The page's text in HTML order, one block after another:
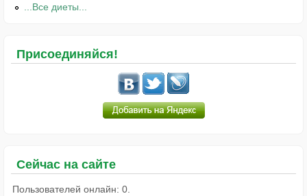
...Все диеты...
Присоединяйся!
Сейчас на сайте
Пользователей онлайн: 0.